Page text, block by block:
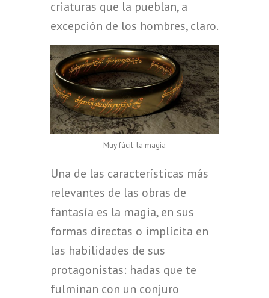
criaturas que la pueblan, a
excepción de los hombres, claro.
Muy fácil: la magia
Una de las características más
relevantes de las obras de
fantasía es la magia, en sus
formas directas o implícita en
las habilidades de sus
protagonistas: hadas que te
fulminan con un conjuro